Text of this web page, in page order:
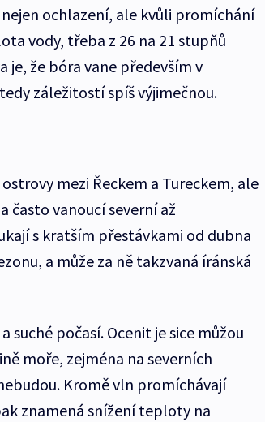
ochlazení, ale kvůli promíchání
vody, třeba z 26 na 21 stupňů
je, že bóra vane především v
záležitostí spíš výjimečnou.
mezi Řeckem a Tureckem, ale
často vanoucí severní až
s kratším přestávkami od dubna
a může za ně takzvaná íránská
suché počasí. Ocenit je sice můžou
moře, zejména na severních
Kromě vln promíchávají
znamená snížení teploty na